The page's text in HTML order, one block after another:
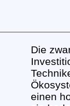
Die
einen